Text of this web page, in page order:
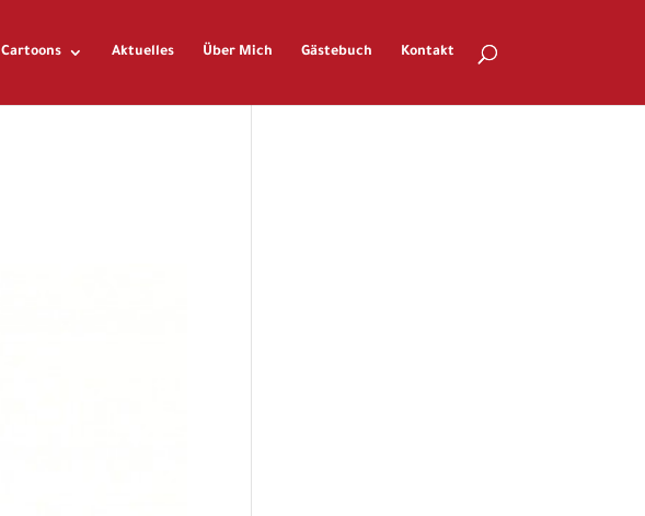
Cartoons Aktuelles Über Mich Gästebuch Kontakt